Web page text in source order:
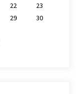
22
23
29
30